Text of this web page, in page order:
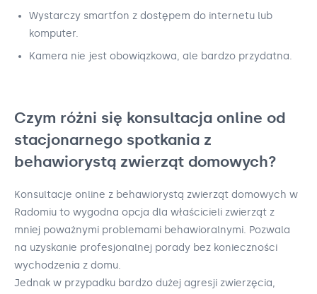
Wystarczy smartfon z dostępem do internetu lub
komputer.
Kamera nie jest obowiązkowa, ale bardzo przydatna.
Czym różni się konsultacja online od
stacjonarnego spotkania z
behawiorystą zwierząt domowych?
Konsultacje online z behawiorystą zwierząt domowych w
Radomiu to wygodna opcja dla właścicieli zwierząt z
mniej poważnymi problemami behawioralnymi. Pozwala
na uzyskanie profesjonalnej porady bez konieczności
wychodzenia z domu.
Jednak w przypadku bardzo dużej agresji zwierzęcia,